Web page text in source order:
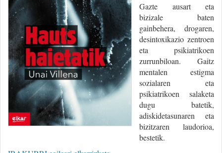
Gazte ausart eta
bizizale baten
gainbehera, drogaren,
desintoxikazio zentroen
eta psikiatrikoen
zurrunbiloan. Gaitz
mentalen estigma
sozialaren eta
psikiatrikoen salaketa
dugu batetik,
adiskidetasunaren eta
bizitzaren laudorioa,
bestetik.